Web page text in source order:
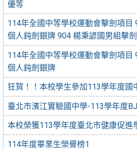
優等
114年全國中等學校運動會擊劍項目
個人鈍劍銀牌 904 楊秉諺國男組擊
114年全國中等學校運動會擊劍項目
個人鈍劍銀牌
狂賀！！本校學生參加113學年度國
臺北市濱江實驗國中學-113學年度
本校榮獲113學年度臺北市健康促進
114年度畢業生榮譽榜1